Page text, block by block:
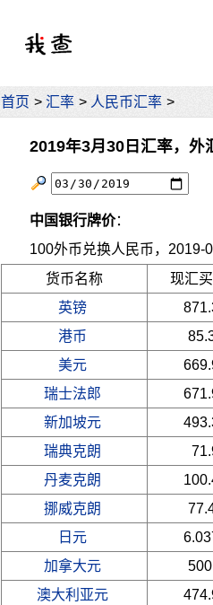
首页 > 汇率 > 人民币汇率 >
2019年3月30日汇率，外
中国银行牌价：
100外币兑换人民币，2019-
货币名称
现汇
英镑
港币
美元
瑞士法郎
新加坡元
瑞典克朗
丹麦克朗
挪威克朗
日元
加拿大元
澳大利亚元